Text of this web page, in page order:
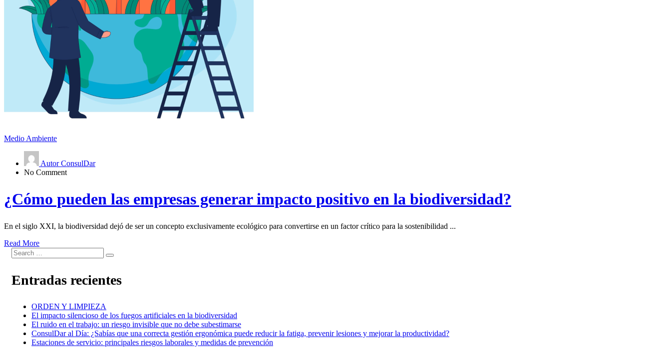
Medio Ambiente
Autor ConsulDar
No Comment
¿Cómo pueden las empresas generar impacto positivo en la biodiversidad?
En el siglo XXI, la biodiversidad dejó de ser un concepto exclusivamente ecológico para convertirse en un factor crítico para la sostenibilidad ...
Read More
Entradas recientes
ORDEN Y LIMPIEZA
El impacto silencioso de los fuegos artificiales en la biodiversidad
El ruido en el trabajo: un riesgo invisible que no debe subestimarse
ConsulDar al Día: ¿Sabías que una correcta gestión ergonómica puede reducir la fatiga, prevenir lesiones y mejorar la productividad?
Estaciones de servicio: principales riesgos laborales y medidas de prevención